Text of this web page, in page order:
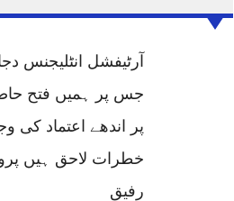
آرٹیفشل انٹلیجنس
پر اندھے اعتماد کی
خطرات لاحق ہیں
رفیق